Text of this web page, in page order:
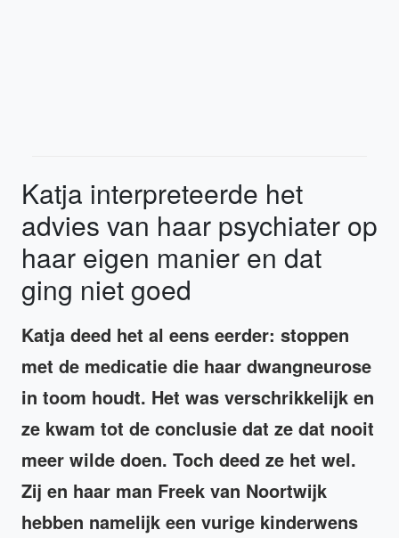
Katja interpreteerde het
advies van haar psychiater op
haar eigen manier en dat
ging niet goed
Katja deed het al eens eerder: stoppen
met de medicatie die haar dwangneurose
in toom houdt. Het was verschrikkelijk en
ze kwam tot de conclusie dat ze dat nooit
meer wilde doen. Toch deed ze het wel.
Zij en haar man Freek van Noortwijk
hebben namelijk een vurige kinderwens